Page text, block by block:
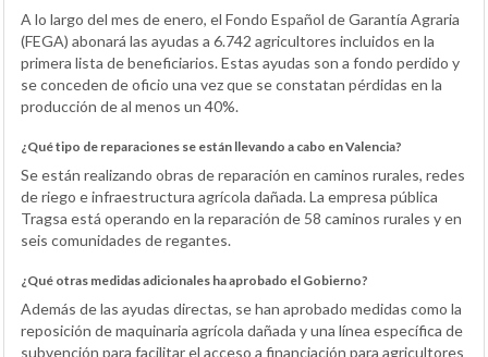
A lo largo del mes de enero, el Fondo Español de Garantía Agraria
(FEGA) abonará las ayudas a 6.742 agricultores incluidos en la
primera lista de beneficiarios. Estas ayudas son a fondo perdido y
se conceden de oficio una vez que se constatan pérdidas en la
producción de al menos un 40%.
¿Qué tipo de reparaciones se están llevando a cabo en Valencia?
Se están realizando obras de reparación en caminos rurales, redes
de riego e infraestructura agrícola dañada. La empresa pública
Tragsa está operando en la reparación de 58 caminos rurales y en
seis comunidades de regantes.
¿Qué otras medidas adicionales ha aprobado el Gobierno?
Además de las ayudas directas, se han aprobado medidas como la
reposición de maquinaria agrícola dañada y una línea específica de
subvención para facilitar el acceso a financiación para agricultores